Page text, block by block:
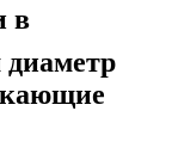
в
диаметр